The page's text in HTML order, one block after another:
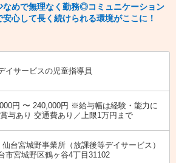
なめで無理なく勤務◎コミュニケーション
安心して長く続けられる環境がここに！
イサービスの児童指導員
円 〜 240,000円 ※給与幅は経験・能力に
与あり 交通費あり／上限1万円まで
台宮城野事業所（放課後等デイサービス）
市宮城野区鶴ヶ谷4丁目31102